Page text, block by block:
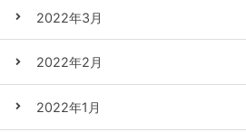
2022年3月
2022年2月
2022年1月